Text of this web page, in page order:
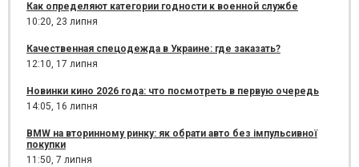
Как определяют категории годности к военной службе
10:20, 23 липня
Качественная спецодежда в Украине: где заказать?
12:10, 17 липня
Новинки кино 2026 года: что посмотреть в первую очередь
14:05, 16 липня
BMW на вторинному ринку: як обрати авто без імпульсивної
покупки
11:50, 7 липня